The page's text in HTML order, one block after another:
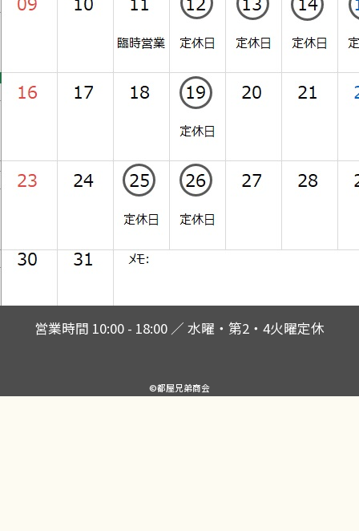
営業時間 10:00 - 18:00 ／ 水曜・第2・4火曜定休
©都屋兄弟商会